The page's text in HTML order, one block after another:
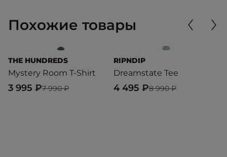
Похожие товары
THE HUNDREDS
Mystery Room T-Shirt
7 990 ₽
3 995 ₽
RIPNDIP
Dreamstate Tee
8 990 ₽
4 495 ₽